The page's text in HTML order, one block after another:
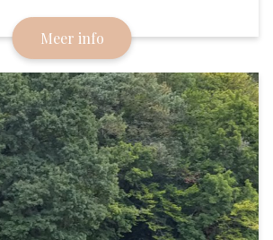
eigenaren van de abdij stellen het
de prachtige rozentuin elk jaar in
open voor publiek.
Meer info